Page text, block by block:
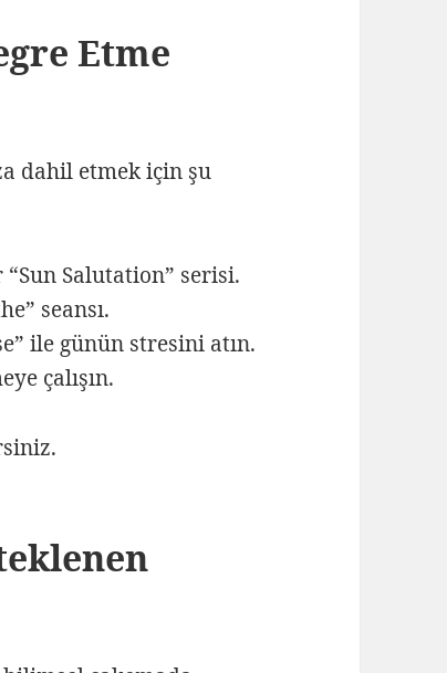
Etme
dahil etmek için şu
Salutation” serisi.
seansı.
ile günün stresini atın.
çalışın.